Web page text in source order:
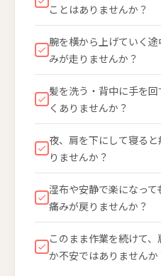
ことはありませんか？
腕を横から上げていく
みが走りませんか？
髪を洗う・背中に手を
くありませんか？
夜、肩を下にして寝る
りませんか？
湿布や安静で楽になっ
痛みが戻りませんか？
このまま作業を続けて
か不安ではありませんか